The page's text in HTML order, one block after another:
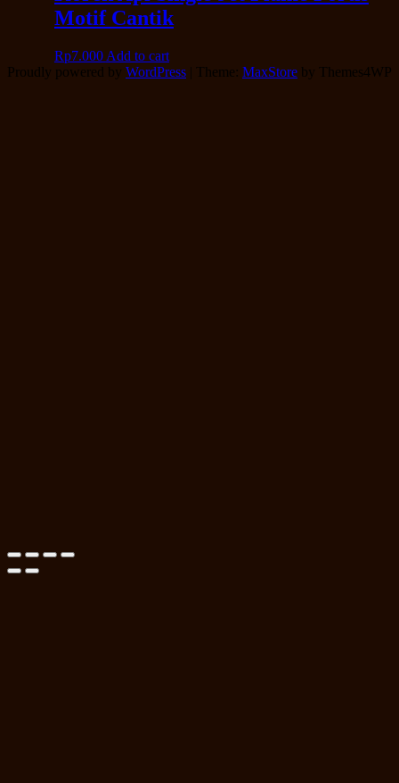
Motif Cantik
Rp7.000 Add to cart
Proudly powered by WordPress | Theme: MaxStore by Themes4WP